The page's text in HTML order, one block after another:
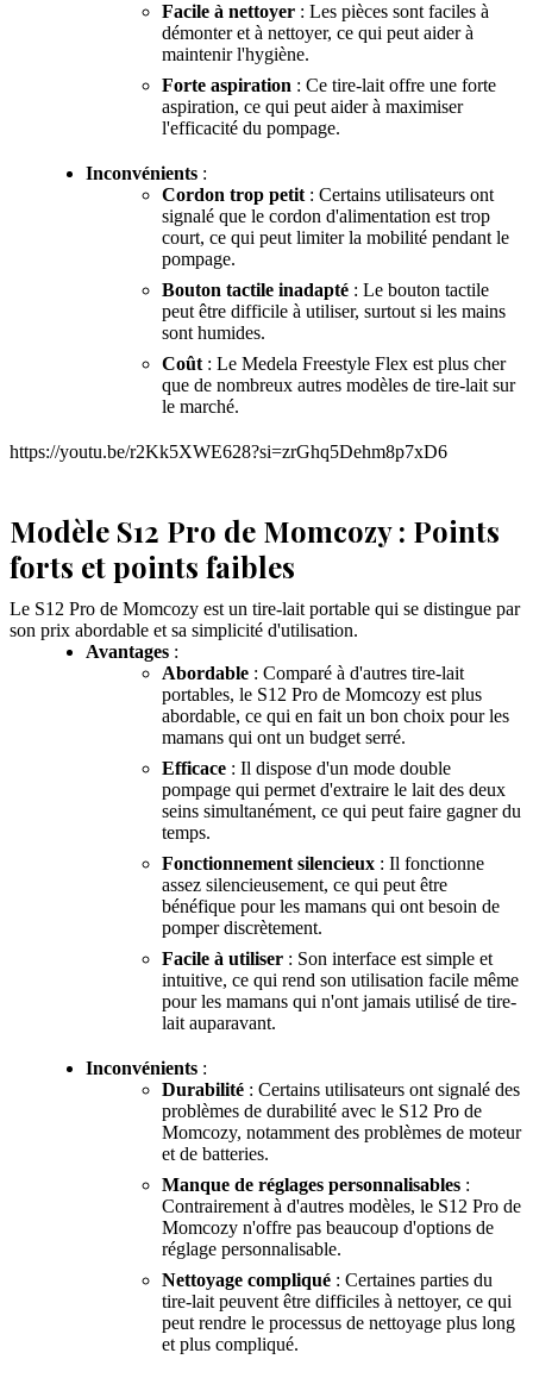
Facile à nettoyer : Les pièces sont faciles à
démonter et à nettoyer, ce qui peut aider à
maintenir l'hygiène.
Forte aspiration : Ce tire-lait offre une forte
aspiration, ce qui peut aider à maximiser
l'efficacité du pompage.
Inconvénients :
Cordon trop petit : Certains utilisateurs ont
signalé que le cordon d'alimentation est trop
court, ce qui peut limiter la mobilité pendant le
pompage.
Bouton tactile inadapté : Le bouton tactile
peut être difficile à utiliser, surtout si les mains
sont humides.
Coût : Le Medela Freestyle Flex est plus cher
que de nombreux autres modèles de tire-lait sur
le marché.
https://youtu.be/r2Kk5XWE628?si=zrGhq5Dehm8p7xD6
Modèle S12 Pro de Momcozy : Points
forts et points faibles
Le S12 Pro de Momcozy est un tire-lait portable qui se distingue par
son prix abordable et sa simplicité d'utilisation.
Avantages :
Abordable : Comparé à d'autres tire-lait
portables, le S12 Pro de Momcozy est plus
abordable, ce qui en fait un bon choix pour les
mamans qui ont un budget serré.
Efficace : Il dispose d'un mode double
pompage qui permet d'extraire le lait des deux
seins simultanément, ce qui peut faire gagner du
temps.
Fonctionnement silencieux : Il fonctionne
assez silencieusement, ce qui peut être
bénéfique pour les mamans qui ont besoin de
pomper discrètement.
Facile à utiliser : Son interface est simple et
intuitive, ce qui rend son utilisation facile même
pour les mamans qui n'ont jamais utilisé de tire-
lait auparavant.
Inconvénients :
Durabilité : Certains utilisateurs ont signalé des
problèmes de durabilité avec le S12 Pro de
Momcozy, notamment des problèmes de moteur
et de batteries.
Manque de réglages personnalisables :
Contrairement à d'autres modèles, le S12 Pro de
Momcozy n'offre pas beaucoup d'options de
réglage personnalisable.
Nettoyage compliqué : Certaines parties du
tire-lait peuvent être difficiles à nettoyer, ce qui
peut rendre le processus de nettoyage plus long
et plus compliqué.